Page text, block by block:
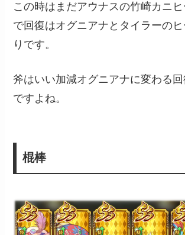
この時はまだアウナスの竹崎カニ
で回復はオグニアナとタイラーの
りです。
斧はいい加減オグニアナに変わる
ですよね。
棍棒